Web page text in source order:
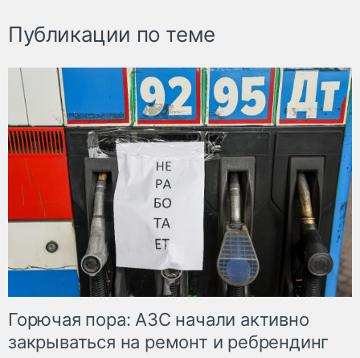
Публикации по теме
Горючая пора: АЗС начали активно
закрываться на ремонт и ребрендинг